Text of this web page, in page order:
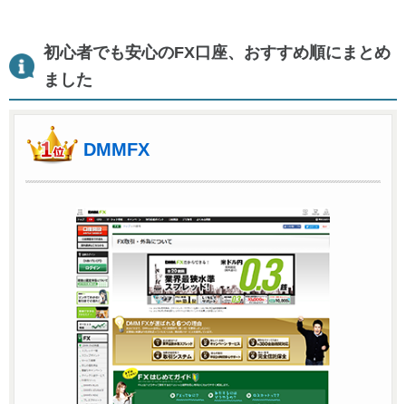
初心者でも安心のFX口座、おすすめ順にまとめ
ました
DMMFX